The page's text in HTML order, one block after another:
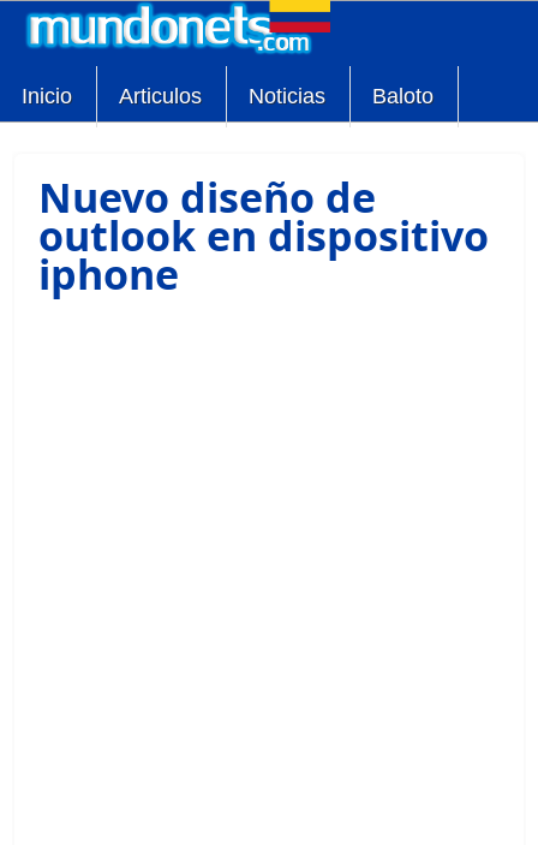
Inicio Articulos Noticias Baloto
Nuevo diseño de
outlook en dispositivo
iphone